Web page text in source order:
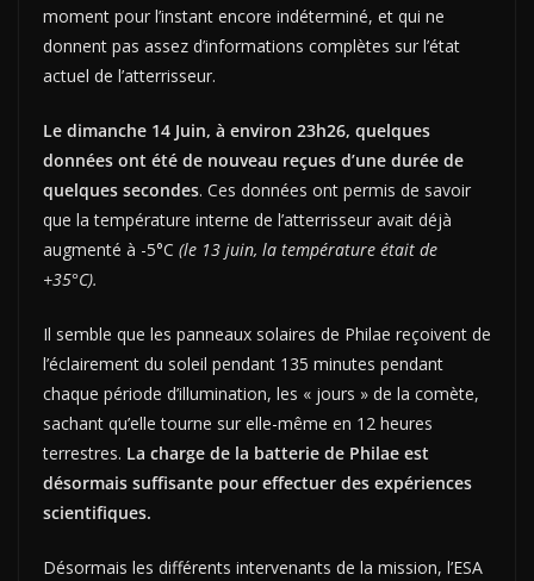
moment pour l’instant encore indéterminé, et qui ne
donnent pas assez d’informations complètes sur l’état
actuel de l’atterrisseur.
Le dimanche 14 Juin, à environ 23h26, quelques
données ont été de nouveau reçues d’une durée de
quelques secondes. Ces données ont permis de savoir
que la température interne de l’atterrisseur avait déjà
augmenté à -5°C (le 13 juin, la température était de
+35°C).
Il semble que les panneaux solaires de Philae reçoivent de
l’éclairement du soleil pendant 135 minutes pendant
chaque période d’illumination, les « jours » de la comète,
sachant qu’elle tourne sur elle-même en 12 heures
terrestres. La charge de la batterie de Philae est
désormais suffisante pour effectuer des expériences
scientifiques.
Désormais les différents intervenants de la mission, l’ESA